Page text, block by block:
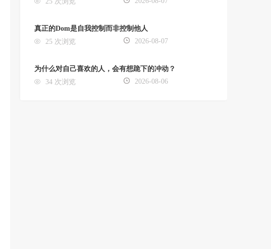
真正的Dom是自我控制而非控制他人
25 次浏览
2026-08-07
为什么对自己喜欢的人，会有想跪下的冲动？
34 次浏览
2026-08-06